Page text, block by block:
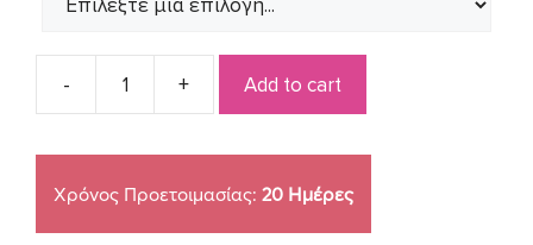
Βαπτιστικό
βαλίτσα
ήλιος
Add to cart
Χρόνος Προετοιμασίας: 20 Ημέρες